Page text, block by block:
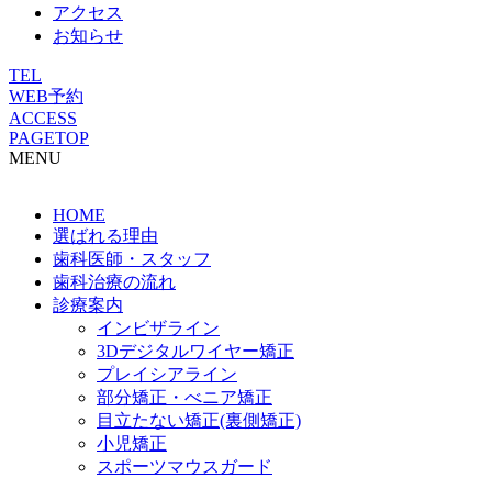
アクセス
お知らせ
TEL
WEB予約
ACCESS
PAGETOP
MENU
HOME
選ばれる理由
歯科医師・スタッフ
歯科治療の流れ
診療案内
インビザライン
3Dデジタルワイヤー矯正
プレイシアライン
部分矯正・べニア矯正
目立たない矯正(裏側矯正)
小児矯正
スポーツマウスガード